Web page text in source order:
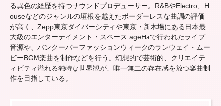
る異色の経歴を持つサウンドプロデューサー。R&BやElectro、H
ouseなどのジャンルの垣根を越えたボーダーレスな曲調の評価
が高く、Zepp東京ダイバーシティや東京・新木場にある日本最
大級のエンターテイメント・スペース ageHaで行われたライブ
音源や、バンクーバーファッションウィークのランウェイ・ムー
ビーBGM楽曲を制作などを行う。幻想的で芸術的、クリエイテ
ィビティ溢れる独特な世界観が、唯一無二の存在感を放つ楽曲制
作を目指している。